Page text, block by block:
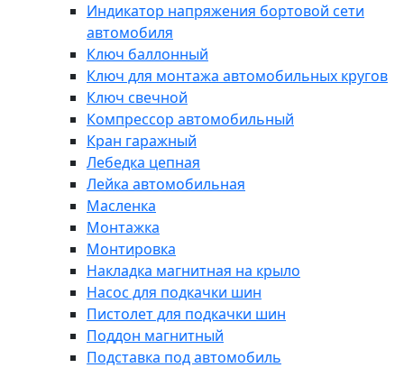
Индикатор напряжения бортовой сети
автомобиля
Ключ баллонный
Ключ для монтажа автомобильных кругов
Ключ свечной
Компрессор автомобильный
Кран гаражный
Лебедка цепная
Лейка автомобильная
Масленка
Монтажка
Монтировка
Накладка магнитная на крыло
Насос для подкачки шин
Пистолет для подкачки шин
Поддон магнитный
Подставка под автомобиль